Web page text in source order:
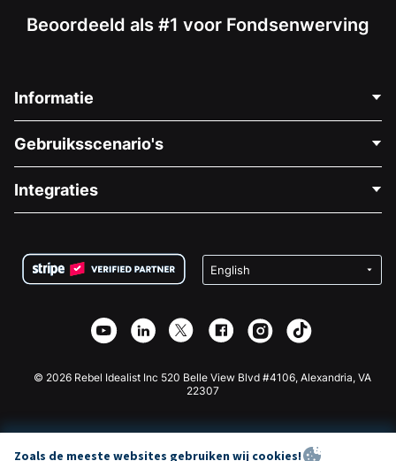
Beoordeeld als #1 voor Fondsenwerving
Informatie
Over Ons
Vacatures
Privacy
Affiliate Partnerschap
Gebruiksscenario's
Medische Fondsenwerving
Goede Doelen Fondsenwerving
Integraties
Wix Donatie Plugin
Webflow Donatie App
Joomla Donatie
© 2026 Rebel Idealist Inc 520 Belle View Blvd #4106, Alexandria, VA
22307
Zoals de meeste websites gebruiken wij cookies!